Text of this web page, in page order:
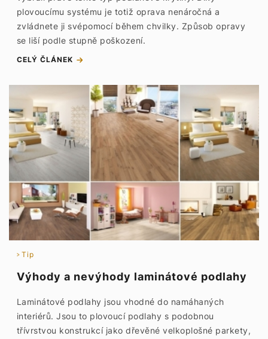
plovoucímu systému je totiž oprava nenáročná a
zvládnete ji svépomocí během chvilky. Způsob opravy
se liší podle stupně poškození.
CELÝ ČLÁNEK
Tip
Výhody a nevýhody laminátové podlahy
Laminátové podlahy jsou vhodné do namáhaných
interiérů. Jsou to plovoucí podlahy s podobnou
třívrstvou konstrukcí jako dřevěné velkoplošné parkety,